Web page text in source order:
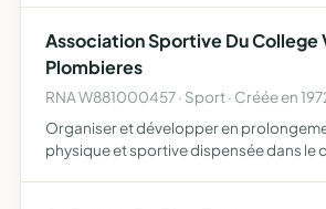
Association Sportive Du
Plombieres
RNA W881000457 · Sport · Créée en
Organiser et développer en
physique et sportive dispensée dans le